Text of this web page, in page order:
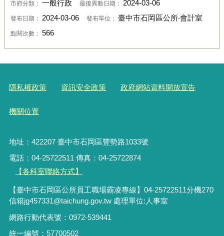
市府分類： 一般行政 最後異動日期： 2024-03-06
發布日期： 2024-03-06 發布單位： 臺中市石岡區公所‧會計室
點閱次數： 566
隱私權政策 資訊安全政策 政府網站資料開放宣告
機關位置
地址：422207 臺中市石岡區豐勢路1033號
電話：04-25722511 傳真：04-25722874
【各科室聯絡方式】
【臺中市石岡區公所員工職場霸凌專線】04-25722511分機270
信箱jg457331@taichung.gov.tw 處理單位:人事室
網路行動代表號：0972-539441
統一編號：57700502